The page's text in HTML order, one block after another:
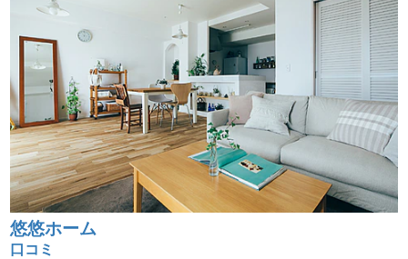
悠悠ホーム
口コミ